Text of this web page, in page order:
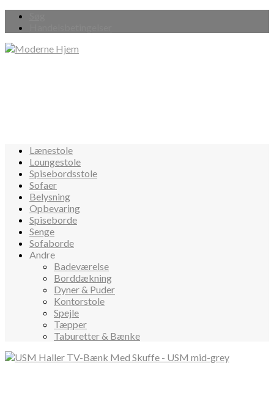
Lænestole
Loungestole
Spisebordsstole
Sofaer
Belysning
Opbevaring
Spiseborde
Senge
Sofaborde
Andre
Badeværelse
Borddækning
Dyner & Puder
Kontorstole
Spejle
Tæpper
Taburetter & Bænke